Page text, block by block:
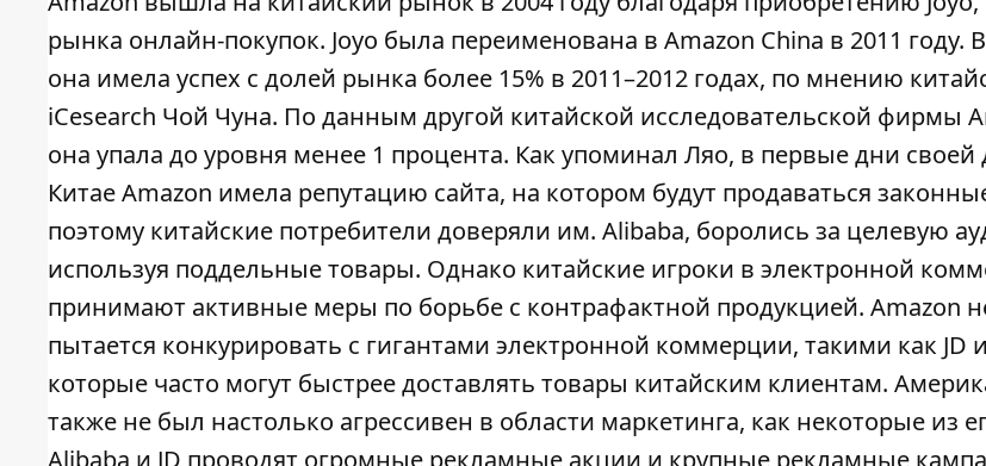
рынка онлайн-покупок. Joyo была переименована в Amazon China в 2011 году.
она имела успех с долей рынка более 15% в 2011–2012 годах, по мнению
iCesearch Чой Чуна. По данным другой китайской исследовательской фирмы
она упала до уровня менее 1 процента. Как упоминал Ляо, в первые дни своей
Китае Amazon имела репутацию сайта, на котором будут продаваться
поэтому китайские потребители доверяли им. Alibaba, боролись за целевую
используя поддельные товары. Однако китайские игроки в электронной
принимают активные меры по борьбе с контрафактной продукцией. Amazon
пытается конкурировать с гигантами электронной коммерции, такими как JD
которые часто могут быстрее доставлять товары китайским клиентам.
также не был настолько агрессивен в области маркетинга, как некоторые из
Alibaba и JD проводят огромные рекламные акции и крупные рекламные